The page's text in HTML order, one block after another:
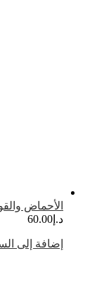
والقواعد ( 2 )
إلى السلة